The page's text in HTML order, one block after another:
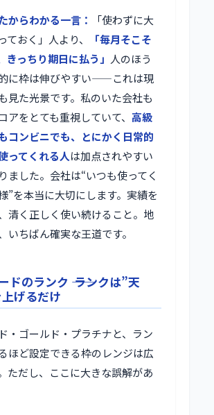
からわかる一言：
「使わずに大
ておく」人より、
「毎月そこそ
きっちり期日に払う」 人のほう
に枠は伸びやすい——これは現
見た光景です。私のいた会社も
アをとても重視していて、 高級
コンビニでも、とにかく日常的
ってくれる人は加点されやすい
ました。会社は“いつも使ってく
”を本当に大切にします。実績を
清く正しく使い続けること。地
いちばん確実な王道です。
のランク ―― ランクは”天
げるだけ
・ゴールド・プラチナと、ラン
ほど設定できる枠のレンジは広
ただし、ここに大きな誤解があ